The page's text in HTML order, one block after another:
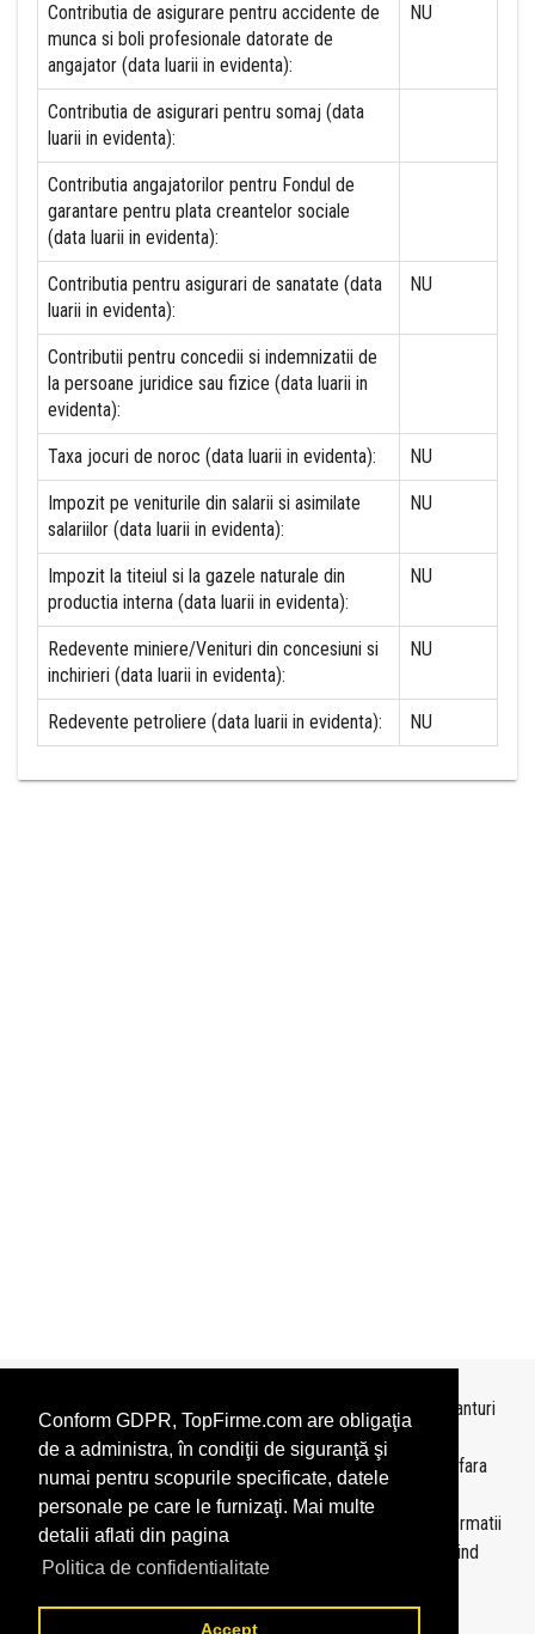
Conform GDPR, TopFirme.com are obligaţia
de a administra, în condiţii de siguranţă şi
numai pentru scopurile specificate, datele
personale pe care le furnizaţi. Mai multe
detalii aflati din pagina
Politica de confidentialitate
Accept
Contributia de asigurare pentru accidente de
munca si boli profesionale datorate de
angajator (data luarii in evidenta):
NU
Contributia de asigurari pentru somaj (data
luarii in evidenta):
Contributia angajatorilor pentru Fondul de
garantare pentru plata creantelor sociale
(data luarii in evidenta):
Contributia pentru asigurari de sanatate (data
luarii in evidenta):
NU
Contributii pentru concedii si indemnizatii de
la persoane juridice sau fizice (data luarii in
evidenta):
Taxa jocuri de noroc (data luarii in evidenta): NU
Impozit pe veniturile din salarii si asimilate
salariilor (data luarii in evidenta):
NU
Impozit la titeiul si la gazele naturale din
productia interna (data luarii in evidenta):
NU
Redevente miniere/Venituri din concesiuni si
inchirieri (data luarii in evidenta):
NU
Redevente petroliere (data luarii in evidenta): NU
Topurile sunt realizate deTopFirme
pe baza ultimelor bilanturi
depuse si au scop informativ.
Este interzisa folosirea topurilor fara acordul TopFirme si fara
precizarea sursei.
Daca doriti sa achizitionati
topuri personalizate
sau informatii
despre agentii economici va rugam sa ne contactati folosind
sectiunea Contact